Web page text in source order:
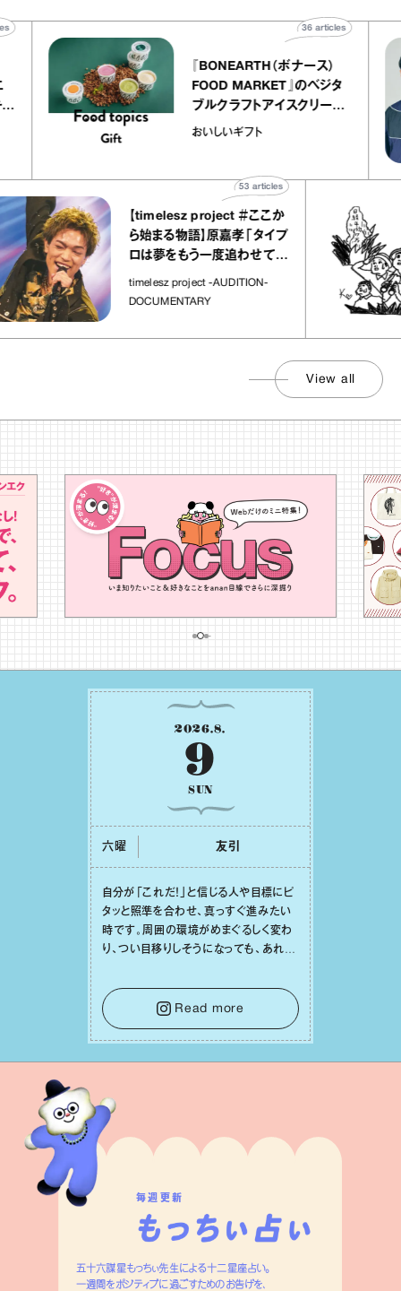
リエ
キャ
articles
『BONEARTH（ボナース）
FOOD MARKET』のベジタ
ブルクラフトアイスクリーム
｜真野知子の「おいしいギフ
おいしいギフト
36articles
【timelesz project ＃ここか
ら始まる物語】原嘉孝「タイプ
ロは夢をもう一度追わせてく
timelesz project -AUDITION-
DOCUMENTARY
articles
View all
2026.8.
9
SUN
六曜 友引
⾃分が「これだ！」と信じる⼈や⽬標にピ
タッと照準を合わせ、真っすぐ進みたい
時です。周囲の環境がめまぐるしく変わ
り、つい⽬移りしそうになっても、あれこ
をそっと⼿放し、⽬の前のことに集中しま
しょう。そのブレない決意が、あなたにと
って有意義で安定した成果を引き寄せま
す。
Read more
毎週更新
五十六謀星もっちぃ先生による十二星座占い。
一週間をポジティブに過ごすためのお告げを、